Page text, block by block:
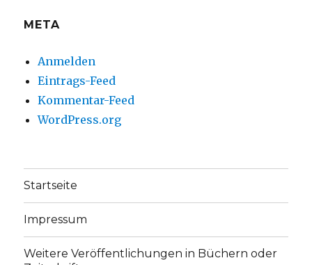
META
Anmelden
Eintrags-Feed
Kommentar-Feed
WordPress.org
Startseite
Impressum
Weitere Veröffentlichungen in Büchern oder